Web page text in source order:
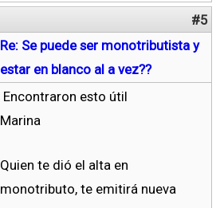
#5
Re: Se puede ser monotributista y
estar en blanco al a vez??
Encontraron esto útil
Marina
Quien te dió el alta en
monotributo, te emitirá nueva